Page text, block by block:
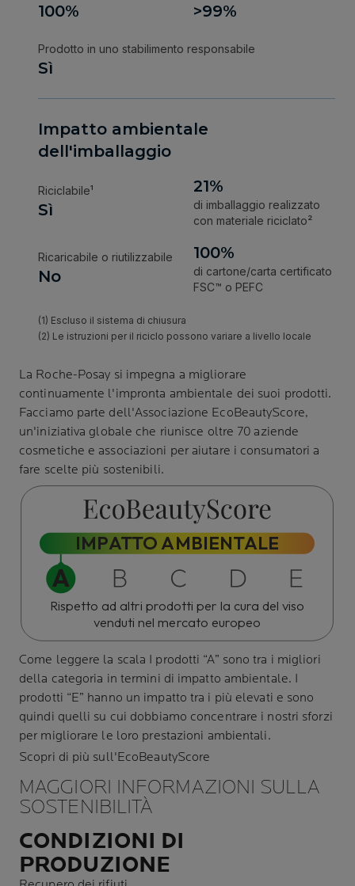
La Roche-Posay si impegna a migliorare
continuamente l'impronta ambientale dei suoi prodotti.
Facciamo parte dell'Associazione EcoBeautyScore,
un'iniziativa globale che riunisce oltre 70 aziende
cosmetiche e associazioni per aiutare i consumatori a
fare scelte più sostenibili.
IMPATTO AMBIENTALE
Rispetto ad altri prodotti per la cura del viso
venduti nel mercato europeo
Come leggere la scala I prodotti “A” sono tra i migliori
della categoria in termini di impatto ambientale. I
prodotti “E” hanno un impatto tra i più elevati e sono
quindi quelli su cui dobbiamo concentrare i nostri sforzi
per migliorare le loro prestazioni ambientali.
Scopri di più sull'EcoBeautyScore
MAGGIORI INFORMAZIONI SULLA
SOSTENIBILITÀ
CONDIZIONI DI
PRODUZIONE